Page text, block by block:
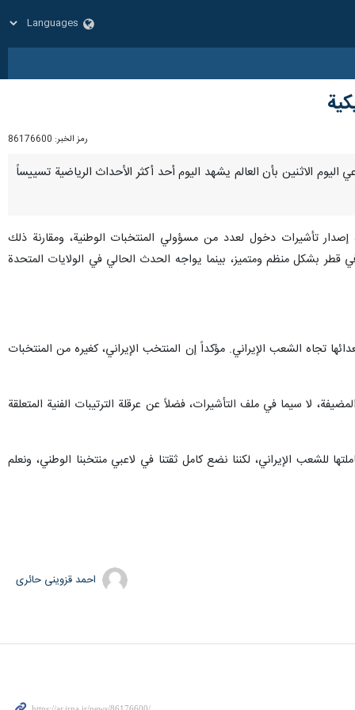
رمز الخبر: 86176600
اليوم الاثنين بأن العالم يشهد اليوم أحد أكثر الأحداث الرياضية تسييساً
تأشيرات دخول لعدد من مسؤولي المنتخبات الوطنية، ومقارنة ذلك
قطر بشكل منظم ومتميز، بينما يواجه الحدث الحالي في الولايات المتحدة
تجاه الشعب الإيراني. مؤكداً إن المنتخب الإيراني، كغيره من المنتخبات
لا سيما في ملف التأشيرات، فضلاً عن عرقلة الترتيبات الفنية المتعلقة
للشعب الإيراني، لكننا نضع كامل ثقتنا في لاعبي منتخبنا الوطني، ونعلم
احمد قزوینی حائری